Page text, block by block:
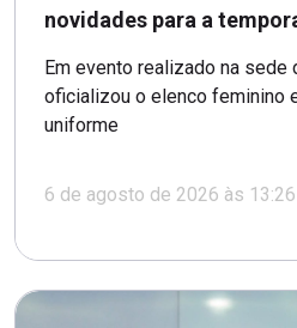
novidades para a
Em evento realizado na sede
oficializou o elenco feminino
uniforme
6 de agosto de 2026 às 13:26